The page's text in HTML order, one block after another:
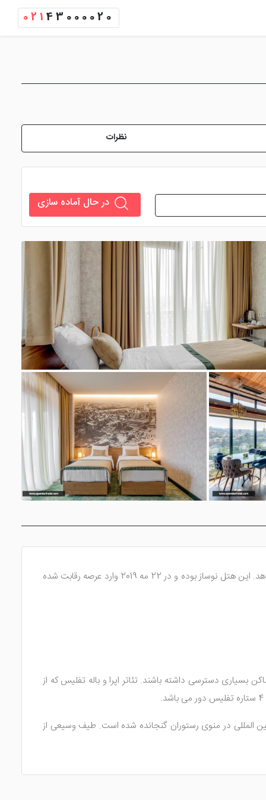
021 43000020
نظرات
در حال آماده سازی
به شما هدیه می دهد. این هتل نوساز بوده و در 22 مه 2019 وارد عرصه رقابت شده
به اماکن بسیاری دسترسی داشته باشند. تئاتر اپرا و باله تفلیس که از
المللی در منوی رستوران گنجانده شده است. طیف وسیعی از
و به شادی و نشاط بپردازید.
اتاق های خانوادگی، نیاز گردشگران پرجمعیت را برطرف